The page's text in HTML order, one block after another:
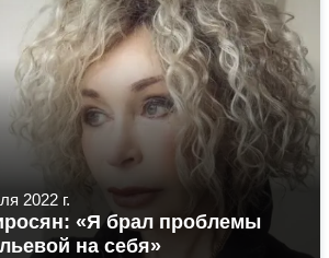
2022 г.
«Я брал проблемы
на себя»